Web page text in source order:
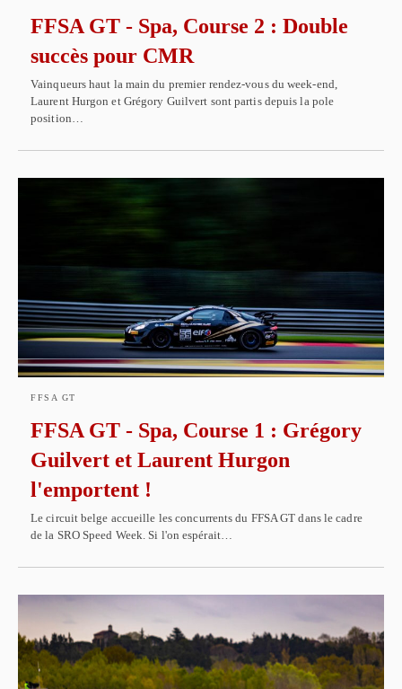
FFSA GT - Spa, Course 2 : Double
succès pour CMR
Vainqueurs haut la main du premier rendez-vous du week-end,
Laurent Hurgon et Grégory Guilvert sont partis depuis la pole
position…
FFSA GT
FFSA GT - Spa, Course 1 : Grégory
Guilvert et Laurent Hurgon
l'emportent !
Le circuit belge accueille les concurrents du FFSA GT dans le cadre
de la SRO Speed Week. Si l'on espérait…